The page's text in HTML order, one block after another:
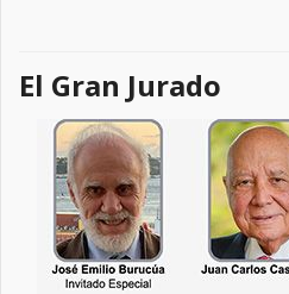
El Gran Jurado